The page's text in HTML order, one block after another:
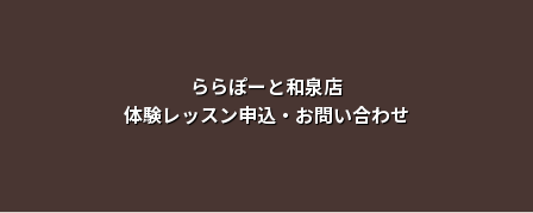
ららぽーと和泉店
体験レッスン申込・お問い合わせ